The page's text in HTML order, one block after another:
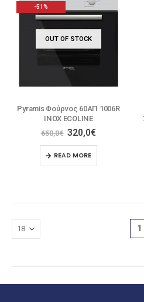
-51%
OUT OF STOCK
Pyramis Φούρνος 60ΑΠ 1006R
INOX ECOLINE
650,0€ 320,0€
READ MORE
1